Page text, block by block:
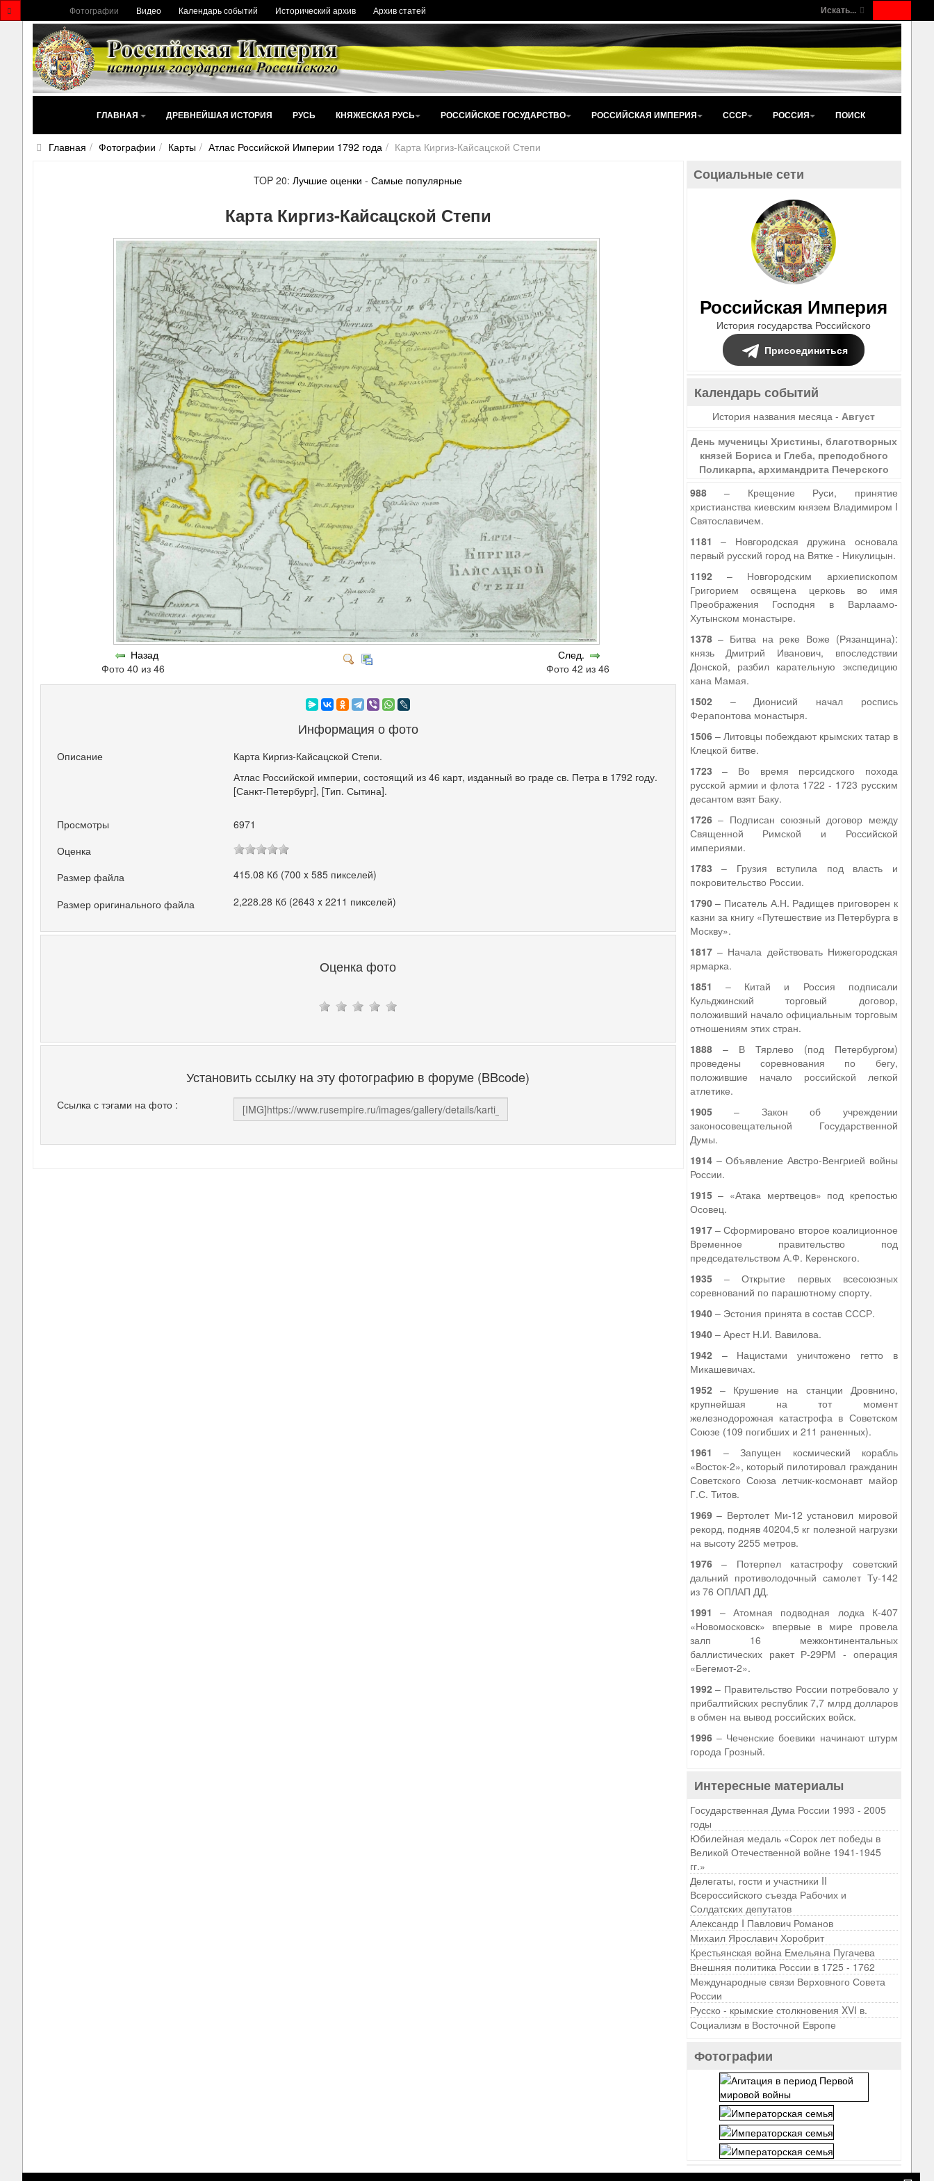
Искать...
Фотографии Видео Календарь событий Исторический архив Архив статей
ГЛАВНАЯ ДРЕВНЕЙШАЯ ИСТОРИЯ РУСЬ КНЯЖЕСКАЯ РУСЬ РОССИЙСКОЕ ГОСУДАРСТВО РОССИЙСКАЯ ИМПЕРИЯ СССР РОССИЯ ПОИСК
Главная Фотографии Карты Атлас Российской Империи 1792 года Карта Киргиз-Кайсацской Степи
TOP 20:Лучшие оценки -Самые популярные
Карта Киргиз-Кайсацской Степи
Назад
Фото 40 из 46
След.
Фото 42 из 46
Информация о фото
Описание
Карта Киргиз-Кайсацской Степи.
Атлас Российской империи, состоящий из 46 карт, изданный во граде св. Петра в 1792 году.
[Санкт-Петербург], [Тип. Сытина].
Просмотры
6971
Оценка
Размер файла
415.08 Кб (700 x 585 пикселей)
Размер оригинального файла 2,228.28 Кб (2643 x 2211 пикселей)
Оценка фото
Установить ссылку на эту фотографию в форуме (BBcode)
Ссылка с тэгами на фото :
Социальные сети
Российская Империя
История государства Российского
Присоединиться
Календарь событий
История названия месяца -Август
День мученицы Христины, благотворных
князей Бориса и Глеба, преподобного
Поликарпа, архимандрита Печерского
988– Крещение Руси, принятие
христианства киевским князем Владимиром I
Святославичем.
1181 – Новгородская дружина основала
первый русский город на Вятке - Никулицын.
1192– Новгородским архиепископом
Григорием освящена церковь во имя
Преображения Господня в Варлаамо-
Хутынском монастыре.
1378– Битва на реке Воже (Рязанщина):
князь Дмитрий Иванович, впоследствии
Донской, разбил карательную экспедицию
хана Мамая.
1502– Дионисий начал роспись
Ферапонтова монастыря.
1506– Литовцы побеждают крымских татар в
Клецкой битве.
1723 – Во время персидского похода
русской армии и флота 1722 - 1723 русским
десантом взят Баку.
1726– Подписан союзный договор между
Священной Римской и Российской
империями.
1783 – Грузия вступила под власть и
покровительство России.
1790– Писатель А.Н. Радищев приговорен к
казни за книгу «Путешествие из Петербурга в
Москву».
1817– Начала действовать Нижегородская
ярмарка.
1851 – Китай и Россия подписали
Кульджинский торговый договор,
положивший начало официальным торговым
отношениям этих стран.
1888– В Тярлево (под Петербургом)
проведены соревнования по бегу,
положившие начало российской легкой
атлетике.
1905– Закон об учреждении
законосовещательной Государственной
Думы.
1914– Объявление Австро-Венгрией войны
России.
1915– «Атака мертвецов» под крепостью
Осовец.
1917– Сформировано второе коалиционное
Временное правительство под
председательством А.Ф. Керенского.
1935– Открытие первых всесоюзных
соревнований по парашютному спорту.
1940– Эстония принята в состав СССР.
1940– Арест Н.И. Вавилова.
1942– Нацистами уничтожено гетто в
Микашевичах.
1952– Крушение на станции Дровнино,
крупнейшая на тот момент
железнодорожная катастрофа в Советском
Союзе (109 погибших и 211 раненных).
1961 – Запущен космический корабль
«Восток-2», который пилотировал гражданин
Советского Союза летчик-космонавт майор
Г.С. Титов.
1969– Вертолет Ми-12 установил мировой
рекорд, подняв 40204,5 кг полезной нагрузки
на высоту 2255 метров.
1976– Потерпел катастрофу советский
дальний противолодочный самолет Ту-142
из 76 ОПЛАП ДД.
1991 – Атомная подводная лодка К-407
«Новомосковск» впервые в мире провела
залп 16 межконтинентальных
баллистических ракет Р-29РМ - операция
«Бегемот-2».
1992– Правительство России потребовало у
прибалтийских республик 7,7 млрд долларов
в обмен на вывод российских войск.
1996– Чеченские боевики начинают штурм
города Грозный.
Интересные материалы
Государственная Дума России 1993 - 2005
годы
Юбилейная медаль «Сорок лет победы в
Великой Отечественной войне 1941-1945
гг.»
Делегаты, гости и участники II
Всероссийского съезда Рабочих и
Солдатских депутатов
Александр I Павлович Романов
Михаил Ярославич Хоробрит
Крестьянская война Емельяна Пугачева
Внешняя политика России в 1725 - 1762
Международные связи Верховного Совета
России
Русско - крымские столкновения XVI в.
Социализм в Восточной Европе
Фотографии